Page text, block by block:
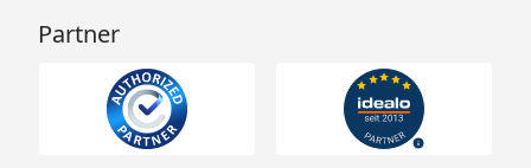
Partner